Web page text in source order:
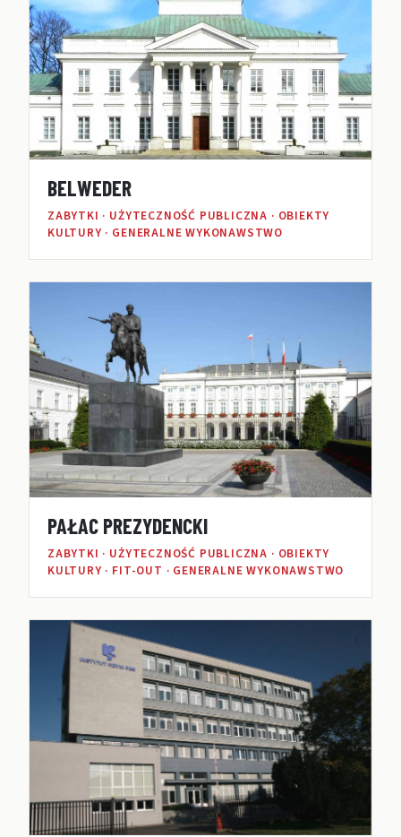
BELWEDER
ZABYTKI · UŻYTECZNOŚĆ PUBLICZNA · OBIEKTY
KULTURY · GENERALNE WYKONAWSTWO
PAŁAC PREZYDENCKI
ZABYTKI · UŻYTECZNOŚĆ PUBLICZNA · OBIEKTY
KULTURY · FIT-OUT · GENERALNE WYKONAWSTWO